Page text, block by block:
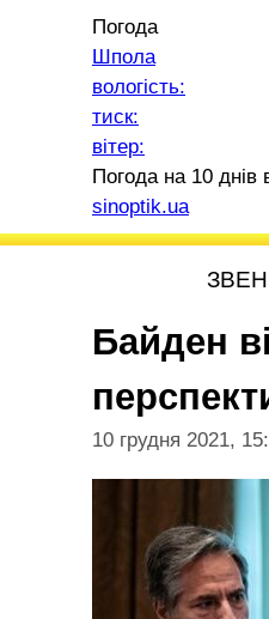
Погода
Шпола
вологість:
тиск:
вітер:
Погода на 10 днів
sinoptik.ua
Байден
10 грудня 2021,